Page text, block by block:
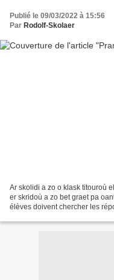
Publié le 09/03/2022 à 15:56
Par Rodolf-Skolaer
Ar skolidi a zo o klask titouroù
er skridoù a zo bet graet pa
élèves doivent chercher les